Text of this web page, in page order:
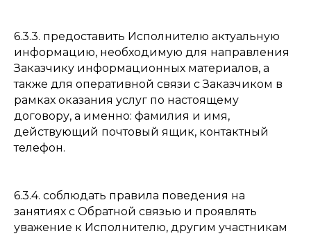
6.3.3. предоставить Исполнителю актуальную
информацию, необходимую для направления
Заказчику информационных материалов, а
также для оперативной связи с Заказчиком в
рамках оказания услуг по настоящему
договору, а именно: фамилия и имя,
действующий почтовый ящик, контактный
телефон.
6.3.4. соблюдать правила поведения на
занятиях с Обратной связью и проявлять
уважение к Исполнителю, другим участникам